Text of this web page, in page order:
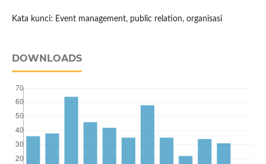
Kata kunci: Event management, public relation, organisasi
DOWNLOADS